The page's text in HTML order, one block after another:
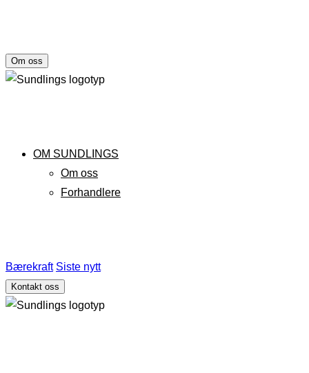
Om oss
OM SUNDLINGS
Om oss
Forhandlere
Bærekraft Siste nytt
Kontakt oss